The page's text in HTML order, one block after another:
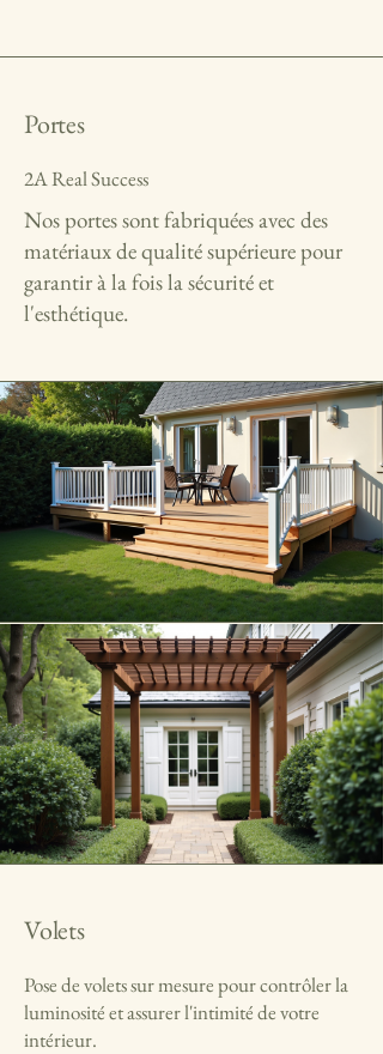
Portes
2A Real Success
Nos portes sont fabriquées avec des
matériaux de qualité supérieure pour
garantir à la fois la sécurité et
l'esthétique.
Volets
Pose de volets sur mesure pour contrôler la
luminosité et assurer l'intimité de votre
intérieur.